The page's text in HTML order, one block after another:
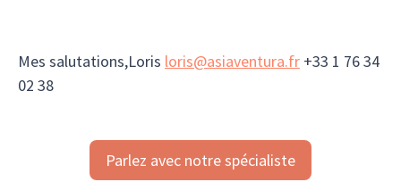
Mes salutations,Loris loris@asiaventura.fr +33 1 76 34
02 38
Parlez avec notre spécialiste